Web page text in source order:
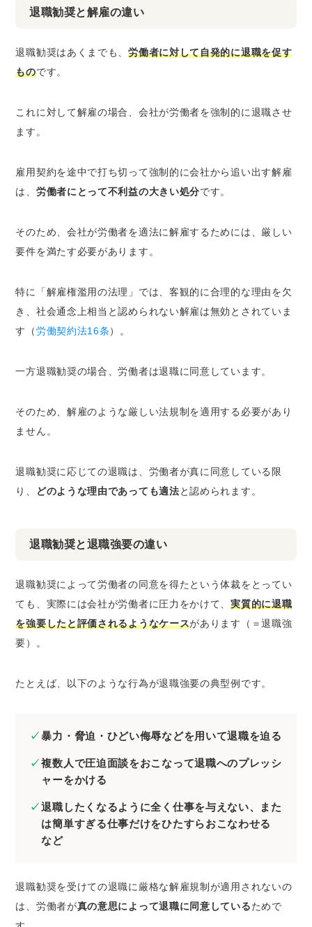
退職勧奨と解雇の違い
退職勧奨はあくまでも、労働者に対して自発的に退職を促す
ものです。
これに対して解雇の場合、会社が労働者を強制的に退職させ
ます。
雇用契約を途中で打ち切って強制的に会社から追い出す解雇
は、 労働者にとって不利益の大きい処分です。
そのため、会社が労働者を適法に解雇するためには、厳しい
要件を満たす必要があります。
特に「解雇権濫用の法理」では、客観的に合理的な理由を欠
き、社会通念上相当と認められない解雇は無効とされていま
す（労働契約法16条）。
一方退職勧奨の場合、労働者は退職に同意しています。
そのため、解雇のような厳しい法規制を適用する必要があり
ません。
退職勧奨に応じての退職は、労働者が真に同意している限
り、
どのような理由であっても適法と認められます。
退職勧奨と退職強要の違い
退職勧奨によって労働者の同意を得たという体裁をとってい
ても、実際には会社が労働者に圧力をかけて、実質的に退職
を強要したと評価されるようなケースがあります（＝退職強
要）。
たとえば、以下のような行為が退職強要の典型例です。
暴力・脅迫・ひどい侮辱などを用いて退職を迫る
複数人で圧迫面談をおこなって退職へのプレッシ
ャーをかける
退職したくなるように全く仕事を与えない、また
は簡単すぎる仕事だけをひたすらおこなわせる
など
退職勧奨を受けての退職に厳格な解雇規制が適用されないの
は、労働者が真の意思によって退職に同意しているためで